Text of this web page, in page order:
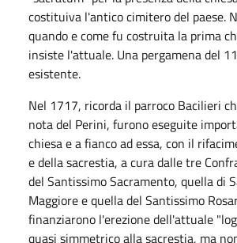
costituiva l'antico cimitero del paese.
quando e come fu costruita la prima
insiste l'attuale. Una pergamena del
esistente.
Nel 1717, ricorda il parroco Bacilieri
nota del Perini, furono eseguite
chiesa e a fianco ad essa, con il
e della sacrestia, a cura dalle tre
del Santissimo Sacramento, quella di
Maggiore e quella del Santissimo
finanziarono l'erezione dell'attuale
quasi simmetrico alla sacrestia, ma